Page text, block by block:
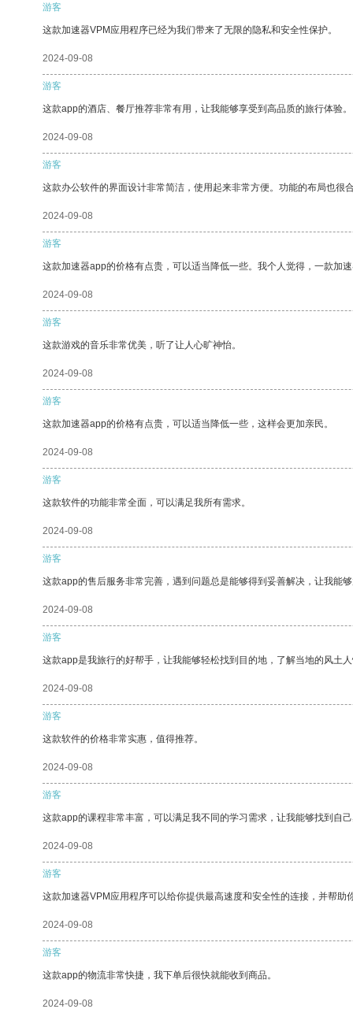
游客
这款加速器VPM应用程序已经为我们带来了无限的隐私和安全性保护。
2024-09-08
游客
这款app的酒店、餐厅推荐非常有用，让我能够享受到高品质的旅行体验。
2024-09-08
游客
这款办公软件的界面设计非常简洁，使用起来非常方便。功能的布局也很
2024-09-08
游客
这款加速器app的价格有点贵，可以适当降低一些。我个人觉得，一款加
2024-09-08
游客
这款游戏的音乐非常优美，听了让人心旷神怡。
2024-09-08
游客
这款加速器app的价格有点贵，可以适当降低一些，这样会更加亲民。
2024-09-08
游客
这款软件的功能非常全面，可以满足我所有需求。
2024-09-08
游客
这款app的售后服务非常完善，遇到问题总是能够得到妥善解决，让我能
2024-09-08
游客
这款app是我旅行的好帮手，让我能够轻松找到目的地，了解当地的风土
2024-09-08
游客
这款软件的价格非常实惠，值得推荐。
2024-09-08
游客
这款app的课程非常丰富，可以满足我不同的学习需求，让我能够找到自
2024-09-08
游客
这款加速器VPM应用程序可以给你提供最高速度和安全性的连接，并帮助
2024-09-08
游客
这款app的物流非常快捷，我下单后很快就能收到商品。
2024-09-08